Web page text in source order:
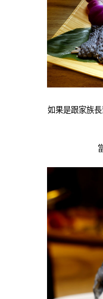
如果是跟家族